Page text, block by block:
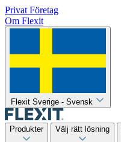
Privat Företag
Om Flexit
Flexit Sverige - Svensk
Produkter Välj rätt lösning